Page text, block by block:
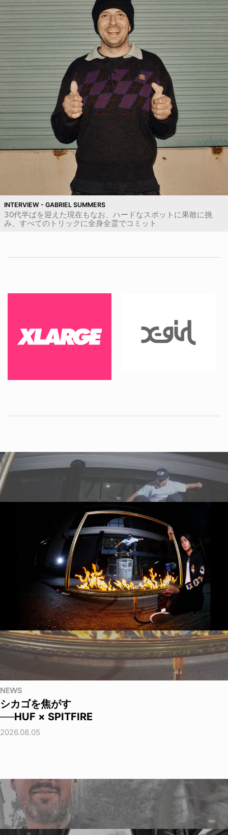
INTERVIEW - GABRIEL SUMMERS
30代半ばを迎えた現在もなお、ハードなスポットに果敢に挑
み、すべてのトリックに全身全霊でコミット
NEWS
シカゴを焦がす
──HUF × SPITFIRE
2026.08.05